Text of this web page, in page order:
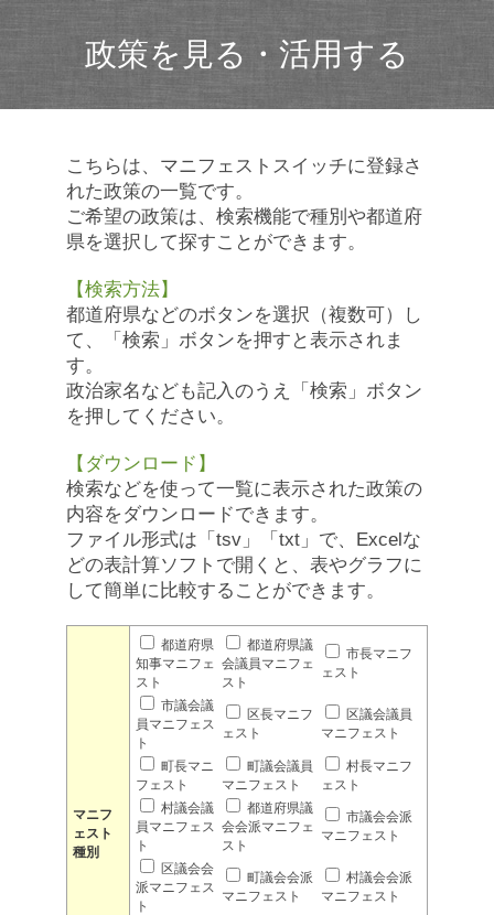
政策を見る・活用する
こちらは、マニフェストスイッチに登録さ
れた政策の一覧です。
ご希望の政策は、検索機能で種別や都道府
県を選択して探すことができます。
【検索方法】
都道府県などのボタンを選択（複数可）し
て、「検索」ボタンを押すと表示されま
す。
政治家名なども記入のうえ「検索」ボタン
を押してください。
【ダウンロード】
検索などを使って一覧に表示された政策の
内容をダウンロードできます。
ファイル形式は「tsv」「txt」で、Excelな
どの表計算ソフトで開くと、表やグラフに
して簡単に比較することができます。
マニフ
ェスト
種別
都道府県
知事マニフェ
スト
都道府県議
会議員マニフェ
スト
市長マニフ
ェスト
市議会議
員マニフェス
ト
区長マニフ
ェスト
区議会議員
マニフェスト
町長マニ
フェスト
町議会議員
マニフェスト
村長マニフ
ェスト
村議会議
員マニフェス
ト
都道府県議
会会派マニフェ
スト
市議会会派
マニフェスト
区議会会
派マニフェス
ト
町議会会派
マニフェスト
村議会会派
マニフェスト